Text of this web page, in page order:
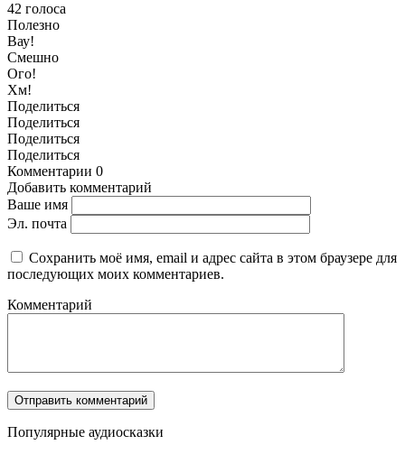
42 голоса
Полезно
Вау!
Смешно
Ого!
Хм!
Поделиться
Поделиться
Поделиться
Поделиться
Комментарии 0
Добавить комментарий
Ваше имя
Эл. почта
Сохранить моё имя, email и адрес сайта в этом браузере для
последующих моих комментариев.
Комментарий
Популярные аудиосказки